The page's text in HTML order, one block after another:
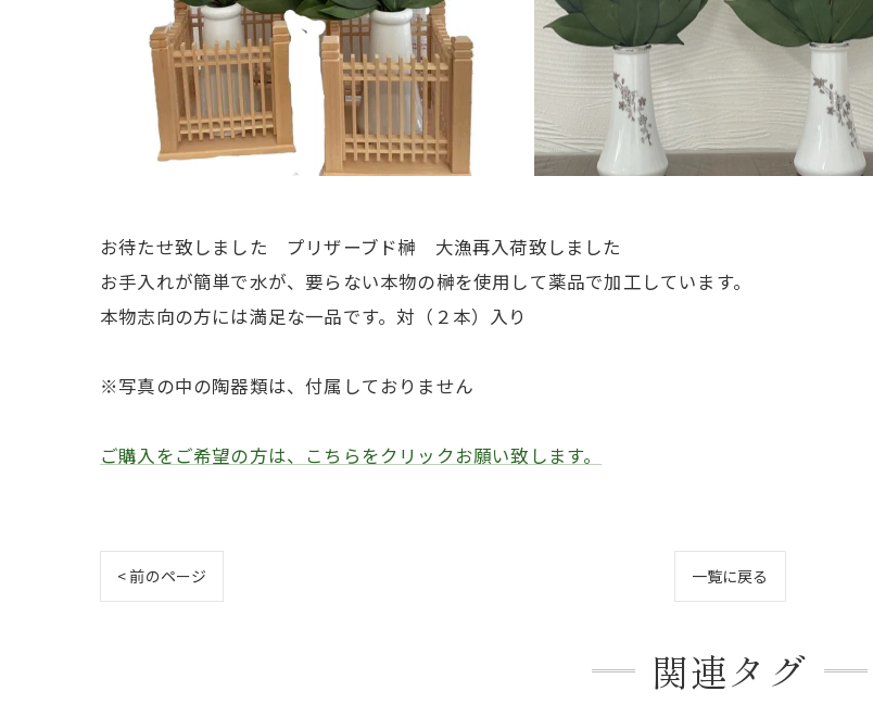
お待たせ致しました プリザーブド榊 大漁再入荷致しました
お手入れが簡単で水が、要らない本物の榊を使用して薬品で加工しています。
本物志向の方には満足な一品です。対（２本）入り
※写真の中の陶器類は、付属しておりません
ご購入をご希望の方は、こちらをクリックお願い致します。
< 前のページ 一覧に戻る
関連タグ